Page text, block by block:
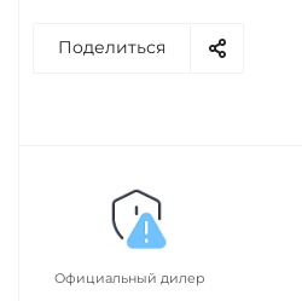
Поделиться
Официальный дилер